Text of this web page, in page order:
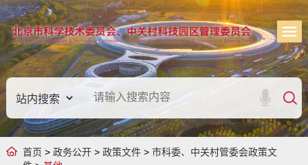
首页 > 政务公开> 政策文件> 市科委、中关村管委会政策文